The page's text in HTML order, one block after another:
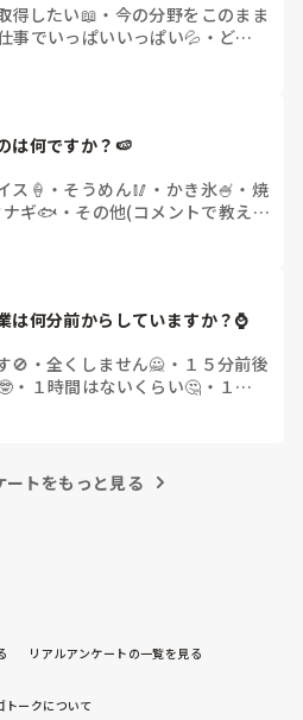
得したい📖 ・ 今の分野をこのまま
事でいっぱいいっぱい💦 ・ どん
は何ですか？🍉
ス🍦 ・ そうめん🥢 ・ かき氷🍧 ・ 焼
ナギ🐟 ・ その他(コメントで教え
は何分前からしていますか？⌚
🚫 ・ 全くしません🙅 ・ １５分前後
・ １時間はないくらい🤔 ・ １時
ートをもっと見る
リアルアンケートの一覧を見る
トークについて